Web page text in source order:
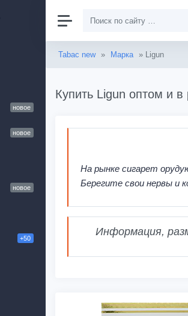
новое
новое
новое
+50
Tabac new » Марка » Ligun
Купить Ligun оптом и в
На рынке сигарет
Берегите свои нервы и
Информация,